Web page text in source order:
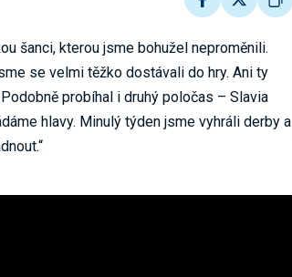
šanci, kterou jsme bohužel neproměnili.
se velmi těžko dostávali do hry. Ani ty
probíhal i druhý poločas – Slavia
hlavy. Minulý týden jsme vyhráli derby a